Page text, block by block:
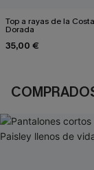
Top a rayas de la Costa
Dorada
35,00 €